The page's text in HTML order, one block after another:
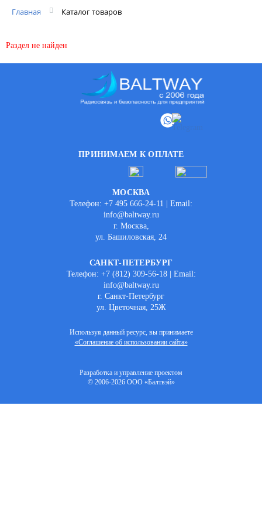
Главная Каталог товаров
Раздел не найден
ПРИНИМАЕМ К ОПЛАТЕ
МОСКВА
Телефон: +7 495 666-24-11 | Email:
info@baltway.ru
г. Москва,
ул. Башиловская, 24
САНКТ-ПЕТЕРБУРГ
Телефон: +7 (812) 309-56-18 | Email:
info@baltway.ru
г. Санкт-Петербург
ул. Цветочная, 25Ж
Разработка и управление проектом
© 2006-2026 ООО «Балтвэй»
Используя данный ресурс, вы принимаете
«Соглашение об использовании сайта»